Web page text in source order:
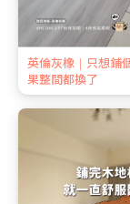
英倫灰橡｜只想鋪
果整間都換了